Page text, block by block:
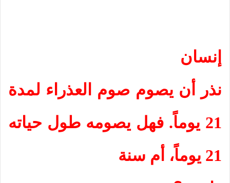
إنسان
نذر أن يصوم صوم العذراء لمدة
21 يوماً. فهل يصومه طول حياته
21 يوماً، أم سنة